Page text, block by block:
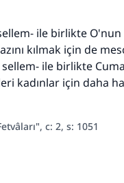
ile birlikte
kılmak için de
ile birlikte
kadınlar için daha
c: 2, s: 1051